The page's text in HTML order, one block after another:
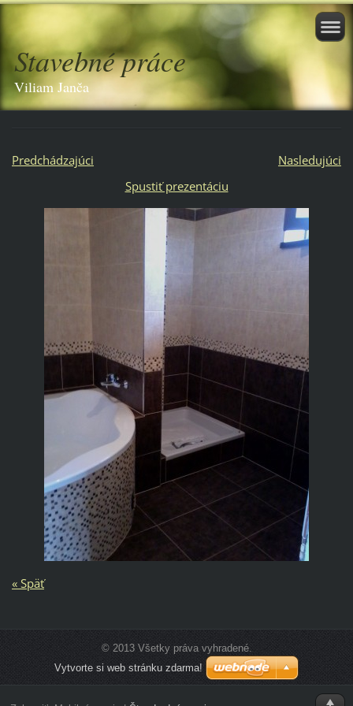
Stavebné práce
Viliam Janča
Predchádzajúci
Nasledujúci
Spustiť prezentáciu
« Späť
© 2013 Všetky práva vyhradené.
Vytvorte si web stránku zdarma!